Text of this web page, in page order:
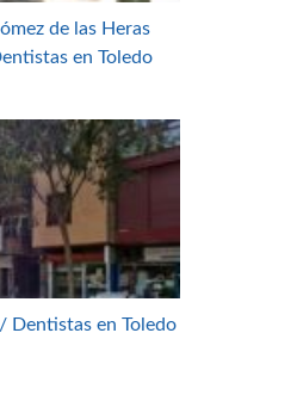
de las Heras
en Toledo
Dentistas en Toledo